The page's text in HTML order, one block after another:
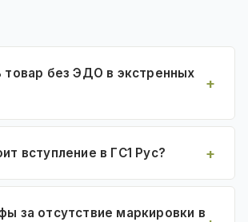
товар без ЭДО в экстренных
вступление в ГС1 Рус?
за отсутствие маркировки в